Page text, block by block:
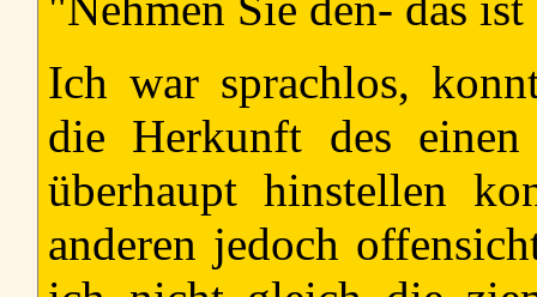
Ich war sprachlos,
die Herkunft des
überhaupt hinstellen
anderen jedoch